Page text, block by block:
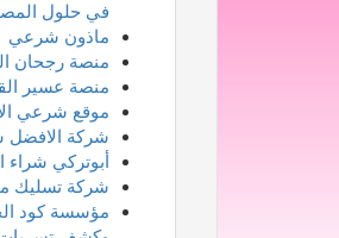
في حلول
ماذون شرعي
منصة رجحان
منصة عسير
موقع شرعي
شركة الافضل
أبوتركي
شركة تسليك
مؤسسة كود